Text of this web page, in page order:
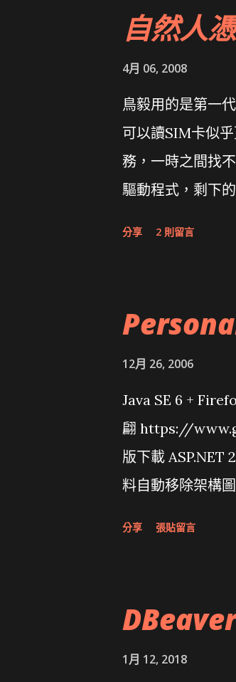
自然人
4月 06, 2008
鳥毅用的是第一
可以讀SIM卡似
務，一時之間找
驅動程式，剩下
分享 2 則留言
12月 26, 2006
Java SE 6 +
翩 https://
版下載 ASP.NET
料自動移除架構
分享 張貼留言
1月 12, 2018